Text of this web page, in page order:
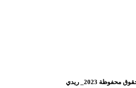
محفوظة 2023_ ريدي